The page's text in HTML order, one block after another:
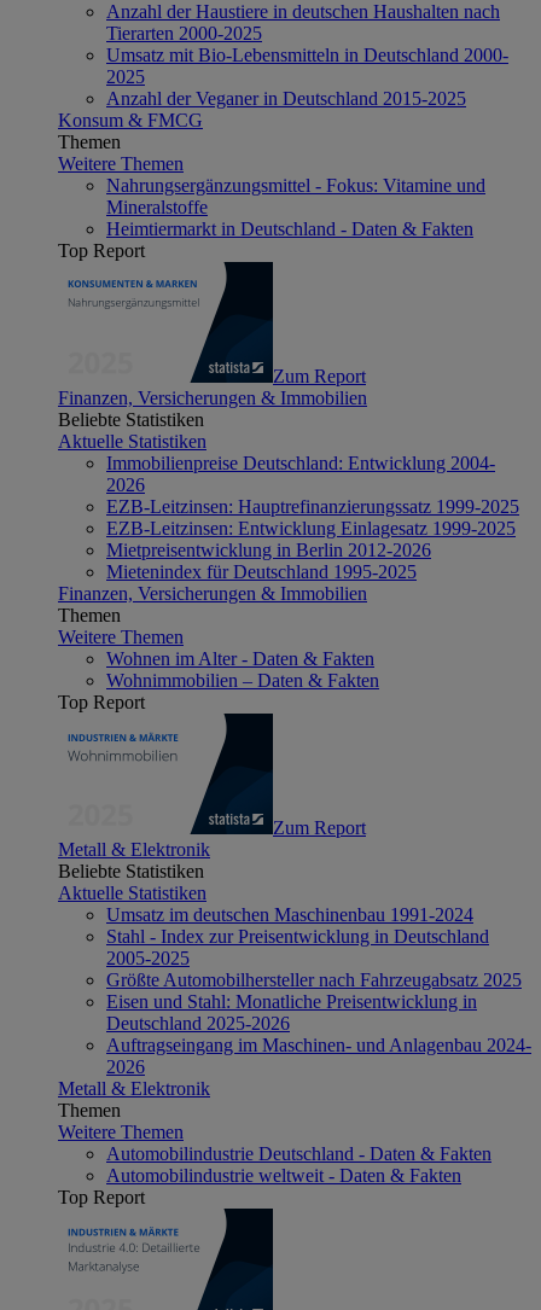
Anzahl der Haustiere in deutschen Haushalten nach
Tierarten 2000-2025
Umsatz mit Bio-Lebensmitteln in Deutschland 2000-
2025
Anzahl der Veganer in Deutschland 2015-2025
Konsum & FMCG
Themen
Weitere Themen
Nahrungsergänzungsmittel - Fokus: Vitamine und
Mineralstoffe
Heimtiermarkt in Deutschland - Daten & Fakten
Top Report
Zum Report
Finanzen, Versicherungen & Immobilien
Beliebte Statistiken
Aktuelle Statistiken
Immobilienpreise Deutschland: Entwicklung 2004-
2026
EZB-Leitzinsen: Hauptrefinanzierungssatz 1999-2025
EZB-Leitzinsen: Entwicklung Einlagesatz 1999-2025
Mietpreisentwicklung in Berlin 2012-2026
Mietenindex für Deutschland 1995-2025
Finanzen, Versicherungen & Immobilien
Themen
Weitere Themen
Wohnen im Alter - Daten & Fakten
Wohnimmobilien – Daten & Fakten
Top Report
Zum Report
Metall & Elektronik
Beliebte Statistiken
Aktuelle Statistiken
Umsatz im deutschen Maschinenbau 1991-2024
Stahl - Index zur Preisentwicklung in Deutschland
2005-2025
Größte Automobilhersteller nach Fahrzeugabsatz 2025
Eisen und Stahl: Monatliche Preisentwicklung in
Deutschland 2025-2026
Auftragseingang im Maschinen- und Anlagenbau 2024-
2026
Metall & Elektronik
Themen
Weitere Themen
Automobilindustrie Deutschland - Daten & Fakten
Automobilindustrie weltweit - Daten & Fakten
Top Report